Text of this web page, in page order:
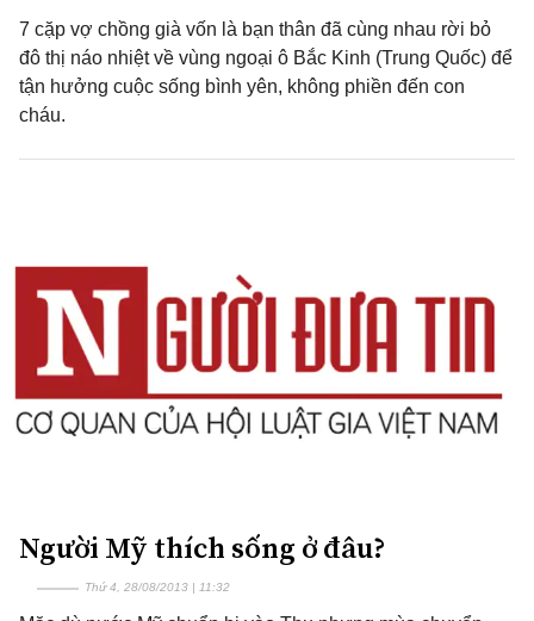
7 cặp vợ chồng già vốn là bạn thân đã cùng nhau rời bỏ
đô thị náo nhiệt về vùng ngoại ô Bắc Kinh (Trung Quốc) để
tận hưởng cuộc sống bình yên, không phiền đến con
cháu.
Người Mỹ thích sống ở đâu?
Thứ 4, 28/08/2013 | 11:32